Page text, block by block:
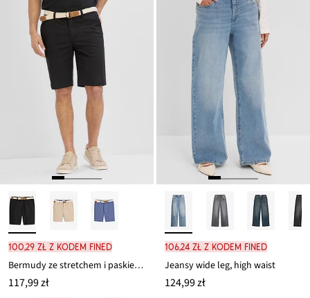
100,29 zł z kodem FINED
Bermudy ze stretchem i paskiem, regularnie fit
117,99 zł
106,24 zł z kodem FINED
Jeansy wide leg, high waist
124,99 zł